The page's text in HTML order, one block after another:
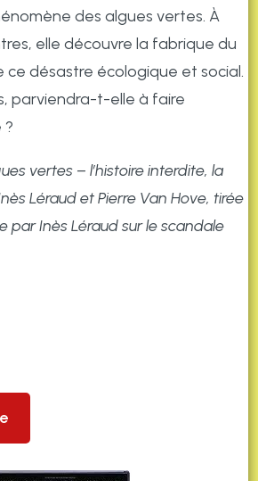
des algues vertes. À
elle découvre la fabrique du
ce désastre écologique et social.
parviendra-t-elle à faire
?
vertes – l’histoire interdite, la
Léraud et Pierre Van Hove, tirée
par Inès Léraud sur le scandale